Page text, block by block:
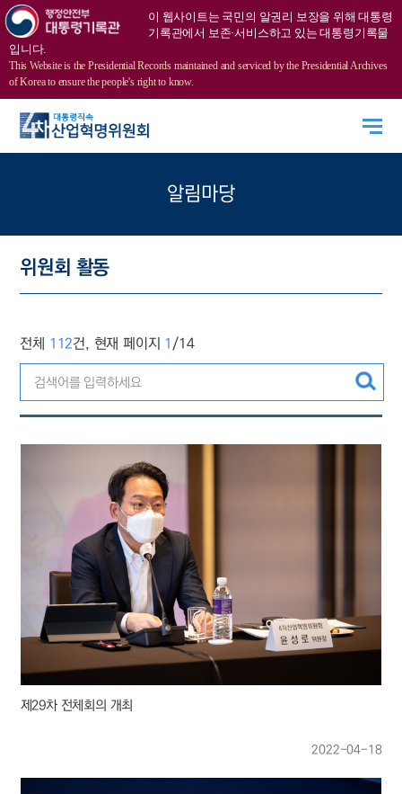
이 웹사이트는 국민의 알권리 보장을 위해 대통령
기록관에서 보존·서비스하고 있는 대통령기록물
입니다.
This Website is the Presidential Records maintained and serviced by the Presidential Archives
of Korea to ensure the people's right to know.
알림마당
위원회 활동
전체 112건, 현재 페이지 1/14
제29차 전체회의 개최
2022-04-18